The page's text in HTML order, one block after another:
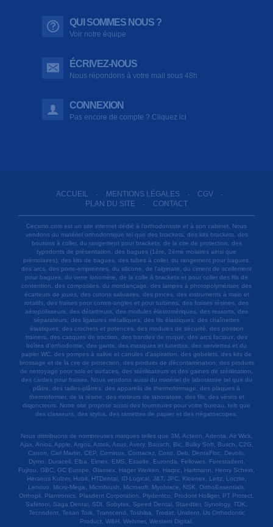
QUI SOMMES NOUS ?
Voir notre équipe
ÉCRIVEZ-NOUS
Nous répondons à votre mail sous 48h
CONNEXION
Pas encore de compte ? Cliquez ici
ACCUEIL - MENTIONS LÉGALES - CGV -
PLAN DU SITE - CONTACT
Cecsmo.com est un site internet dédié à l'orthodontiste et à son cabinet. Nous
vendons du matériel orthodontique tel que des brackets, des kits brackets, des
boutons à coller, du rangement pour brackets, de la cire de protection, des
typodonts de présentation, des bagues (1ère, 2ème molaires ainsi que
prémolaires), des kits de bagues, des tubes à coller, du rangement pour bagues,
des arcs, des porte-empreintes, du silicone, de l'alginate, du ciment de scellement
pour bagues, du verre ionomère, de la colle à brackets et pour coller des fils de
contention, des composites, du mordançage, des lampes à photopolymériser, des
écarteurs de joues, des cotons salivaires, des pinces, des instruments à main et
rotatifs, des fraises pour contre-angles et pour turbines, des fraises résines, des
aéropolisseurs, des détartreurs, des modules élastomériques, des ressorts, des
séparateurs, des ligatures métalliques, des fils élastiques, des chaînettes
élastiques, des crochets et potences, des modules de sécurité, des position
trainers, des casques de traction, des bandes de nuque, des arcs faciaux, des
boîtes d'orthodontie, des gants, des masques et lunettes, des serviettes et du
papier WC, des pompes à salive et canules d'aspiration, des gobelets, des kits de
brossage et de la cire de protection, des produits de décontamination, des produits
de nettoyage pour sols et surfaces, des stérilisateurs et des gaines de stérilisation,
des cardes pour fraises. Nous vendons aussi du matériel de laboratoire tel que du
plâtre, des tailles-plâtres, des appareils de thermoformage, des plaques à
thermoformer, de la résine, des moteurs de laboratoire, des fils, des vérins et
disjoncteurs. Notre site propose aussi des fournitures pour votre bureau, tels que
des classeurs, des stylos, des ramettes de papier et des négatoscopes.
Nous distribuons de nombreuses marques telles que 3M, Acteon, Adenta, Air Wick,
Ajax, Anios, Apple, Argos, Astek, Asus, Avery, Bausch, Bic, Bulky Soft, Busch, C2G,
Canon, Carl Martin, CEP, Cominox, Contacez, Coxo, Deb, DentaFloc, Devolo,
Dymo, Duracell, Elba, Elmex, EMS, Esselte, Euronda, Fellowes, Forestadent,
Fujitsu, GBC, GC Europe, Glassex, Hager Werken, Harpic, Hartmann, Henry Schein,
Heraeus Kulzer, Hubit, HTDental, ID-Logical, J&T, JPC, Kleenex, Leitz, Loctite,
Lenovo, Micro-Mega, Microbrush, Microsoft, Myobrace, NSK, OrthoEssentials,
Orthopli, Plantronics, Plasdent Corporation, Plydentco, Prodont Holliger, PT Protect,
Safetool, Saga Dental, SDI, Sobytek, Speed Dental, Staedtler, Synology, TDK,
Tecnodent, Tesan Tork, Transcend, Toshiba, Trodat, Unident, Us Orthodontic
Product, W&H, Wehmer, Western Digital.